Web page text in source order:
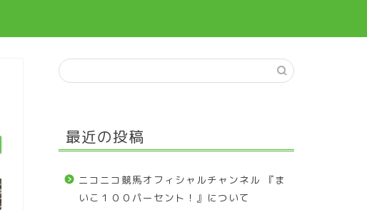
最近の投稿
ニコニコ競馬オフィシャルチャンネル 『ま
いこ１００パーセント！』について